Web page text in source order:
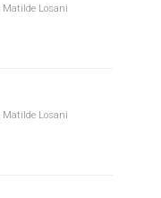
Matilde Losani
Matilde Losani